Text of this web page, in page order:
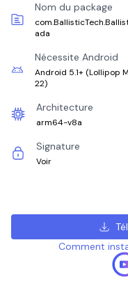
Nom du package
ada
Nécessite Android
Android 5.1+ (Lollipop
22)
Architecture
arm64-v8a
Signature
Voir
Comment